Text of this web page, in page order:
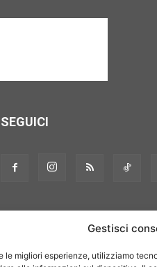
Gestisci
le migliori esperienze, utilizziamo
SEGUICI